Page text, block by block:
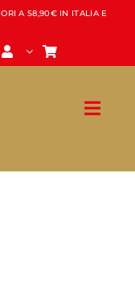
A 58,90€ IN ITALIA E